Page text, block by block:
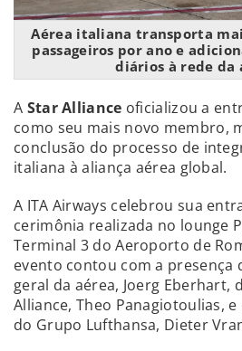
Aérea italiana transporta
passageiros por ano e
diários à rede da
A Star Alliance oficializou a
como seu mais novo membro,
conclusão do processo de
italiana à aliança aérea global.
A ITA Airways celebrou sua
cerimônia realizada no lounge
Terminal 3 do Aeroporto de
evento contou com a presença
geral da aérea, Joerg Eberhart,
Alliance, Theo Panagiotoulias,
do Grupo Lufthansa, Dieter